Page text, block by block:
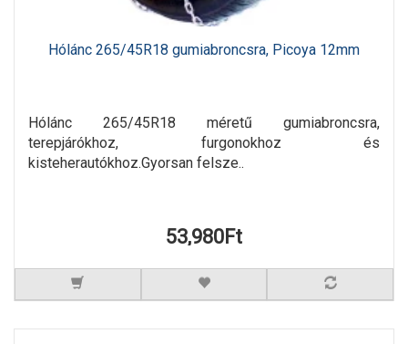
Hólánc 265/45R18 gumiabroncsra, Picoya 12mm
Hólánc 265/45R18 méretű gumiabroncsra,
terepjárókhoz, furgonokhoz és
kisteherautókhoz.Gyorsan felsze..
53,980Ft